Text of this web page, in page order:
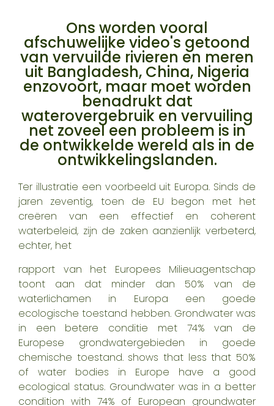
Ons worden vooral
afschuwelijke video's getoond
van vervuilde rivieren en meren
uit Bangladesh, China, Nigeria
enzovoort, maar moet worden
benadrukt dat
waterovergebruik en vervuiling
net zoveel een probleem is in
de ontwikkelde wereld als in de
ontwikkelingslanden.
Ter illustratie een voorbeeld uit Europa. Sinds de
jaren zeventig, toen de EU begon met het
creëren van een effectief en coherent
waterbeleid, zijn de zaken aanzienlijk verbeterd,
echter, het
rapport van het Europees Milieuagentschap
toont aan dat minder dan 50% van de
waterlichamen in Europa een goede
ecologische toestand hebben. Grondwater was
in een betere conditie met 74% van de
Europese grondwatergebieden in goede
chemische toestand.shows that less that 50%
of water bodies in Europe have a good
ecological status. Groundwater was in a better
condition with 74% of European groundwater